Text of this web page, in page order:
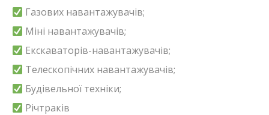
Газових навантажувачів;
Міні навантажувачів;
Екскаваторів-навантажувачів;
Телескопічних навантажувачів;
Будівельної техніки;
Річтраків